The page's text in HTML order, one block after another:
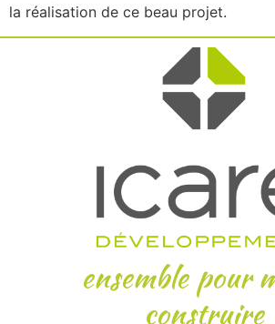
la réalisation de ce beau projet.
ensemble pour
construire